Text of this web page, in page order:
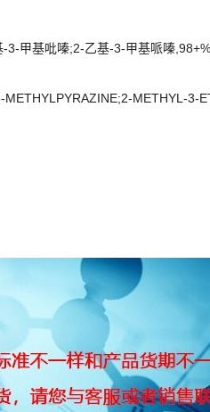
甲基吡嗪;2-乙基-3-甲基哌嗪
METHYL-3-